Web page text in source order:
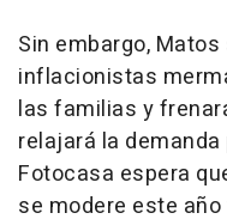
Sin embargo,
inflacionistas
las familias y
relajará la
Fotocasa espera
se modere este